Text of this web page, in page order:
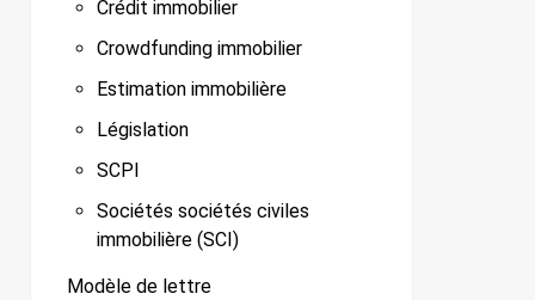
Crédit immobilier
Crowdfunding immobilier
Estimation immobilière
Législation
SCPI
Sociétés sociétés civiles
immobilière (SCI)
Modèle de lettre